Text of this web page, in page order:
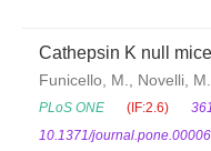
Cathepsin K null
the rapid
Funicello, M., Novelli,
C., Soriano-Lopez, J.,
Masiello, P., Saftig, P.,
PLoS ONE (IF:2.6)
10.1371/